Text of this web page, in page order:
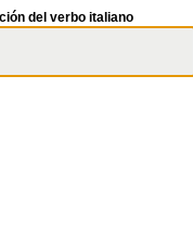
del verbo italiano